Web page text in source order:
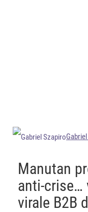
Manutan
anti-crise…
virale B2B